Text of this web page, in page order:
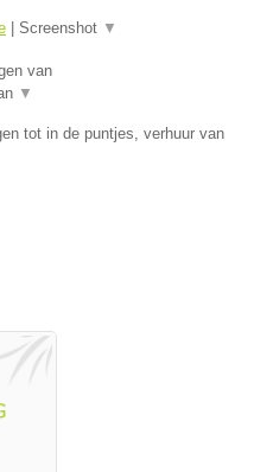
| Screenshot ▼
van
▼
tot in de puntjes, verhuur van